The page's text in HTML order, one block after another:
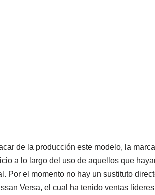
de la producción este modelo, la
a lo largo del uso de aquellos que
Por el momento no hay un sustituto
Versa, el cual ha tenido ventas